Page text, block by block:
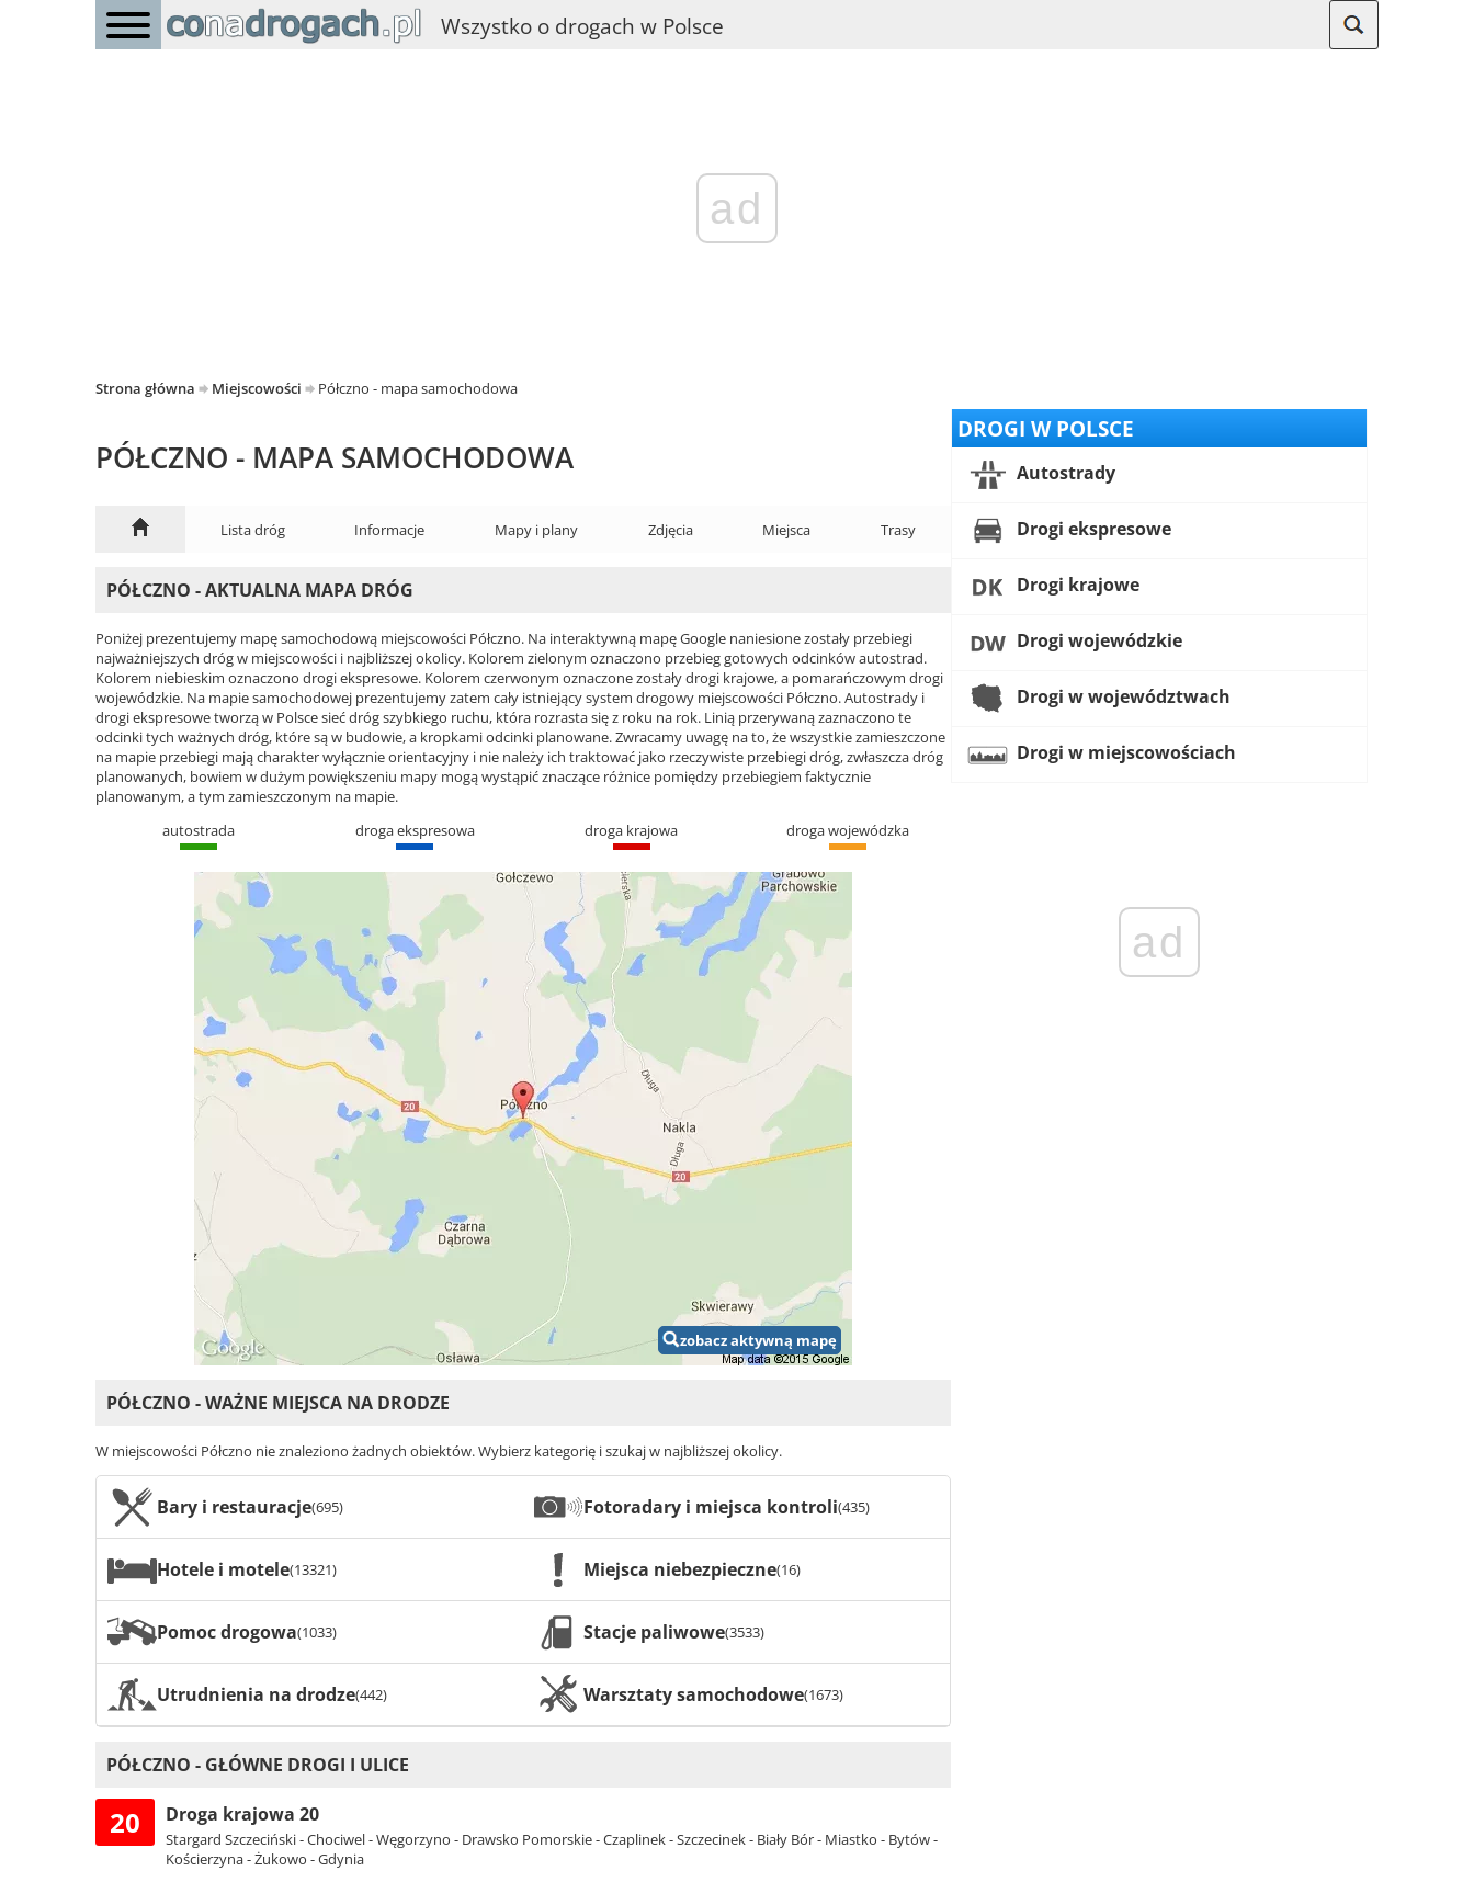
Wszystko o drogach w Polsce
ad
Strona główna Miejscowości Półczno - mapa samochodowa
PÓŁCZNO - MAPA SAMOCHODOWA
Lista dróg Informacje Mapy i plany Zdjęcia Miejsca Trasy
PÓŁCZNO - AKTUALNA MAPA DRÓG
Poniżej prezentujemy mapę samochodową miejscowości Półczno. Na interaktywną mapę Google naniesione zostały przebiegi
najważniejszych dróg w miejscowości i najbliższej okolicy. Kolorem zielonym oznaczono przebieg gotowych odcinków autostrad.
Kolorem niebieskim oznaczono drogi ekspresowe. Kolorem czerwonym oznaczone zostały drogi krajowe, a pomarańczowym drogi
wojewódzkie. Na mapie samochodowej prezentujemy zatem cały istniejący system drogowy miejscowości Półczno. Autostrady i
drogi ekspresowe tworzą w Polsce sieć dróg szybkiego ruchu, która rozrasta się z roku na rok. Linią przerywaną zaznaczono te
odcinki tych ważnych dróg, które są w budowie, a kropkami odcinki planowane. Zwracamy uwagę na to, że wszystkie zamieszczone
na mapie przebiegi mają charakter wyłącznie orientacyjny i nie należy ich traktować jako rzeczywiste przebiegi dróg, zwłaszcza dróg
planowanych, bowiem w dużym powiększeniu mapy mogą wystąpić znaczące różnice pomiędzy przebiegiem faktycznie
planowanym, a tym zamieszczonym na mapie.
autostrada
droga ekspresowa droga krajowa droga wojewódzka
zobacz aktywną mapę
PÓŁCZNO - WAŻNE MIEJSCA NA DRODZE
W miejscowości Półczno nie znaleziono żadnych obiektów. Wybierz kategorię i szukaj w najbliższej okolicy.
Bary i restauracje(695) Fotoradary i miejsca kontroli(435)
Hotele i motele(13321) Miejsca niebezpieczne(16)
Pomoc drogowa(1033) Stacje paliwowe(3533)
Utrudnienia na drodze(442) Warsztaty samochodowe(1673)
PÓŁCZNO - GŁÓWNE DROGI I ULICE
20 Droga krajowa 20
Stargard Szczeciński - Chociwel - Węgorzyno - Drawsko Pomorskie - Czaplinek - Szczecinek - Biały Bór - Miastko - Bytów -
Kościerzyna - Żukowo - Gdynia
DROGI W POLSCE
Autostrady
Drogi ekspresowe
Drogi krajowe
Drogi wojewódzkie
Drogi w województwach
Drogi w miejscowościach
ad